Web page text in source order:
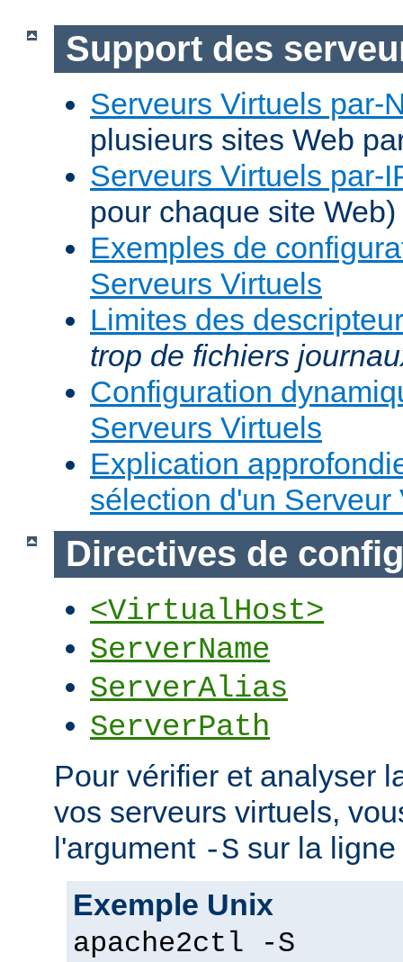
Support des
Serveurs Virtuels par-
plusieurs sites Web
Serveurs Virtuels par-
pour chaque site Web)
Exemples de
Serveurs Virtuels
Limites des
trop de fichiers
Configuration
Serveurs Virtuels
Explication
sélection d'un Serveur
Directives de
<VirtualHost>
ServerName
ServerAlias
ServerPath
Pour vérifier et analyser
vos serveurs virtuels,
l'argument -S sur la
Exemple Unix
apache2ctl -S